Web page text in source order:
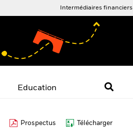
Intermédiaires financiers
Education
Prospectus Télécharger